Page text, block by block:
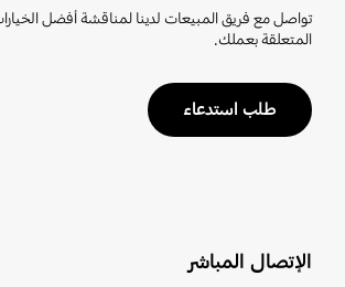
تواصل مع فريق المبيعات لدينا لمناقشة أفضل
المتعلقة بعملك.
طلب استدعاء
الإتصال المباشر